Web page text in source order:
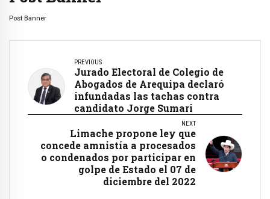
Post Banner
PREVIOUS
Jurado Electoral de Colegio de
Abogados de Arequipa declaró
infundadas las tachas contra
candidato Jorge Sumari
NEXT
Limache propone ley que
concede amnistía a procesados
o condenados por participar en
golpe de Estado el 07 de
diciembre del 2022